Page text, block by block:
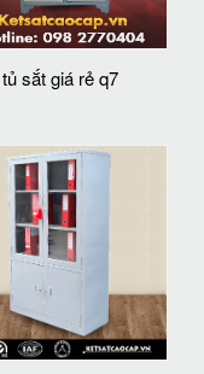
tủ sắt giá rẻ q7